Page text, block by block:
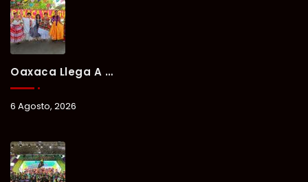
Oaxaca Llega A Chetumal Con El Color, Sabor Y Tradición De La Guelaguetza 2026.
6 Agosto, 2026